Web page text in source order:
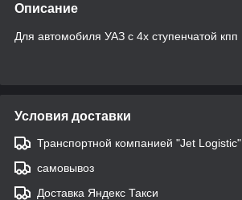
Описание
Для автомобиля УАЗ с 4х ступенчатой кпп
Условия доставки
Транспортной компанией "Jet Logistic"
самовывоз
Доставка Яндекс Такси